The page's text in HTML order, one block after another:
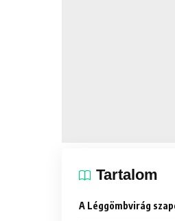
Tartalom
A Léggömbvirág